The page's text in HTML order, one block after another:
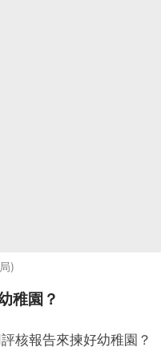
稚園？
核報告來揀好幼稚園？